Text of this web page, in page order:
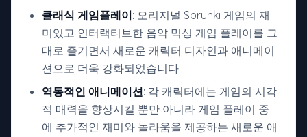
클래식 게임플레이: 오리지널 Sprunki 게임의 재
미있고 인터랙티브한 음악 믹싱 게임 플레이를 그
대로 즐기면서 새로운 캐릭터 디자인과 애니메이
션으로 더욱 강화되었습니다.
역동적인 애니메이션: 각 캐릭터에는 게임의 시각
적 매력을 향상시킬 뿐만 아니라 게임 플레이 중
에 추가적인 재미와 놀라움을 제공하는 새로운 애